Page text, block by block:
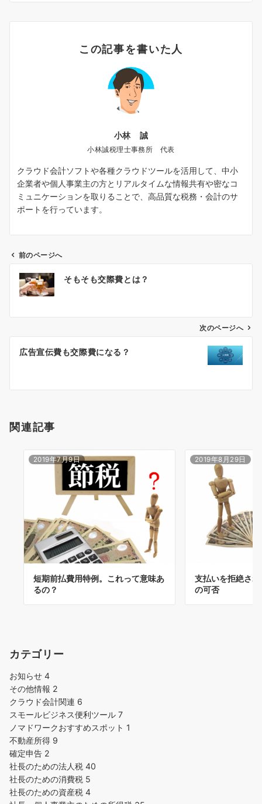
この記事を書いた人
小林 誠
小林誠税理士事務所 代表
クラウド会計ソフトや各種クラウドツールを活用して、中小
企業者や個人事業主の方とリアルタイムな情報共有や密なコ
ミュニケーションを取りることで、高品質な税務・会計のサ
ポートを行っています。
ン
前のページへ
そもそも交際費とは？
次のページへ
広告宣伝費も交際費になる？
関連記事
2019年7月9日
短期前払費用特例。これって意味あ
るの？
2019年8月29日
支払いを拒絶さ
の可否
カテゴリー
お知らせ 4
その他情報 2
クラウド会計関連 6
スモールビジネス便利ツール 7
ノマドワークおすすめスポット 1
不動産所得 9
確定申告 2
社長のための法人税 40
社長のための消費税 5
社長のための資産税 4